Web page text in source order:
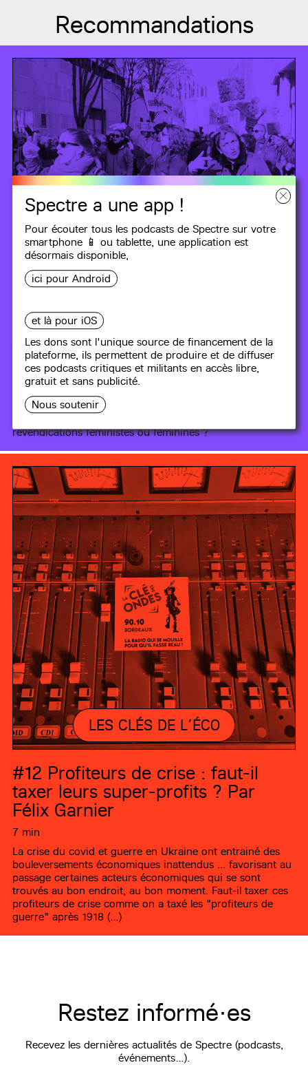
Spectre a une app !
Pour écouter tous les podcasts de Spectre sur votre
smartphone 📱 ou tablette, uneapplication est
désormais disponible,
ici pour Android
et là pour iOS
Les dons sont l'unique source de financement de la
plateforme, ils permettent de produire et de diffuser
ces podcasts critiques et militants en accès libre,
gratuit et sans publicité.
Nous soutenir
Recommandations
ÉCOUTES ÉMANCIPÉES
#11Féminisme et Syndicalisme 1
53 min
Comment le syndicalisme prend-t-il en compte les
revendications féministes ou féminines ?
LES CLÉS DE L’ÉCO
#12 Profiteurs de crise : faut-il
taxer leurs super-profits ? Par
Félix Garnier
7 min
La crise du covid et guerre en Ukraine ont entrainé des
bouleversements économiques inattendus ... favorisant au
passage certaines acteurs économiques qui se sont
trouvés au bon endroit, au bon moment. Faut-il taxer ces
profiteurs de crise comme on a taxé les "profiteurs de
guerre" après 1918 (…)
Restez informé·es
Recevez les dernières actualités de Spectre (podcasts,
événements…).